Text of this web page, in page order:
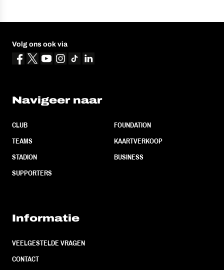
Volg ons ook via
Navigeer naar
CLUB
TEAMS
STADION
SUPPORTERS
FOUNDATION
KAARTVERKOOP
BUSINESS
Informatie
VEELGESTELDE VRAGEN
CONTACT